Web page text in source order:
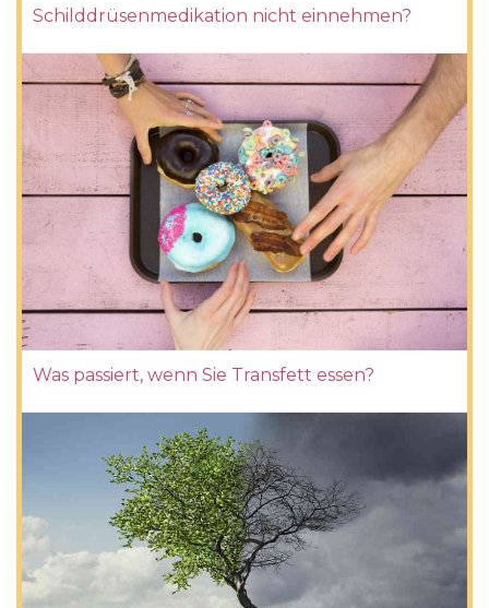
Schilddrüsenmedikation nicht einnehmen?
Was passiert, wenn Sie Transfett essen?